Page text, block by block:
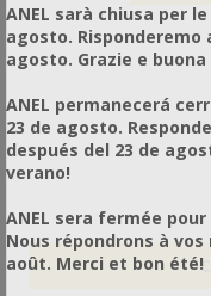
ANEL sarà chiusa per
agosto. Risponderemo
agosto. Grazie e
ANEL permanecerá
23 de agosto.
después del 23 de
verano!
ANEL sera fermée
Nous répondrons à
août. Merci et bon été!